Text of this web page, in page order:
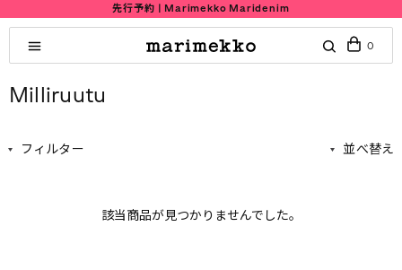
先行予約 | Marimekko Maridenim
0
Milliruutu
フィルター 並べ替え
該当商品が見つかりませんでした。